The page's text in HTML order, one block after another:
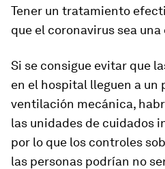
Tener un tratamiento
que el coronavirus sea
Si se consigue evitar que
en el hospital lleguen a un
ventilación mecánica,
las unidades de cuidados
por lo que los controles
las personas podrían no